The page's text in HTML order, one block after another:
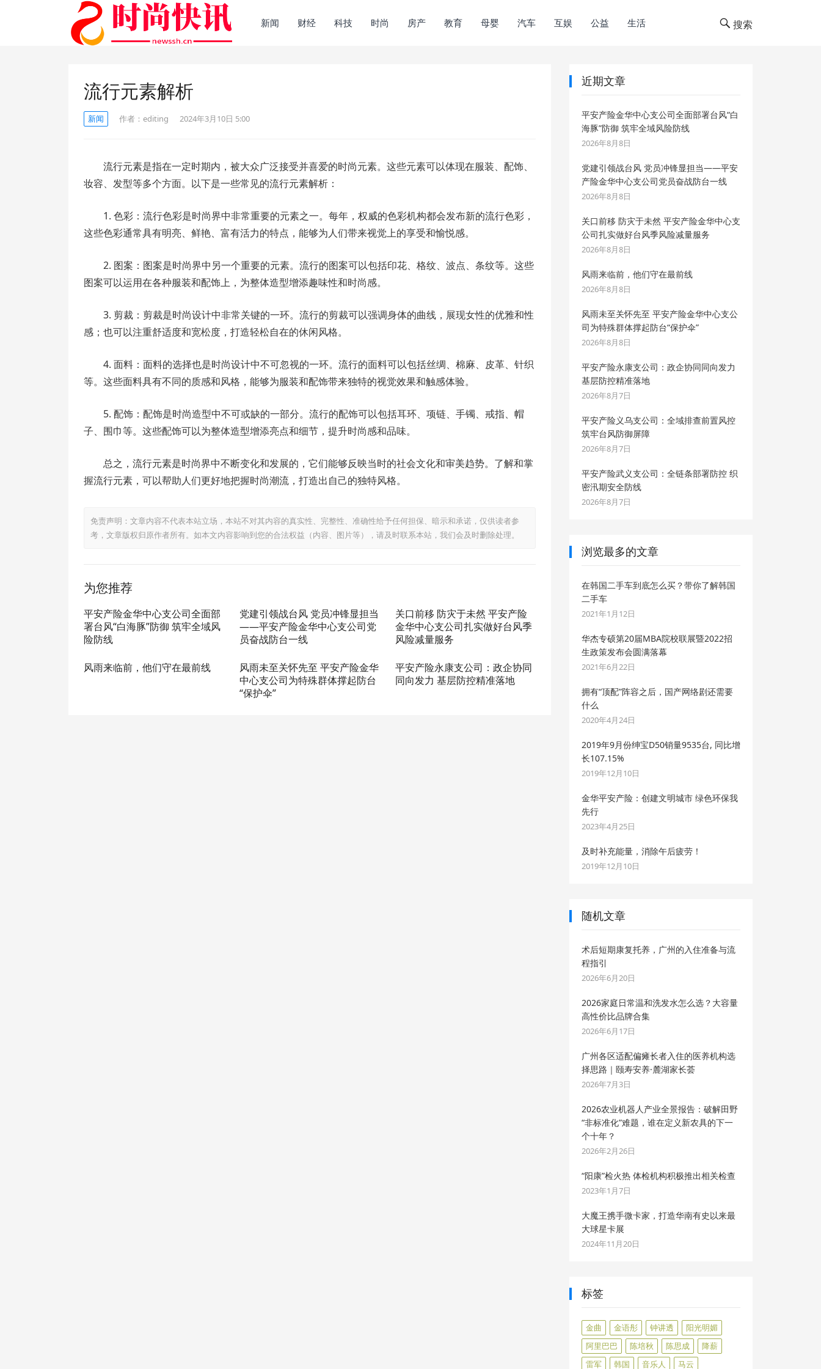
新闻 财经 科技 时尚 房产 教育 母婴 汽车 互娱 公益 生活 搜索
流行元素解析
新闻 作者： editing 2024年3月10日 5:00
流行元素是指在一定时期内，被大众广泛接受并喜爱的时尚元素。这些元素可以体现在服装、配饰、
妆容、发型等多个方面。以下是一些常见的流行元素解析：
1. 色彩：流行色彩是时尚界中非常重要的元素之一。每年，权威的色彩机构都会发布新的流行色彩，
这些色彩通常具有明亮、鲜艳、富有活力的特点，能够为人们带来视觉上的享受和愉悦感。
2. 图案：图案是时尚界中另一个重要的元素。流行的图案可以包括印花、格纹、波点、条纹等。这些
图案可以运用在各种服装和配饰上，为整体造型增添趣味性和时尚感。
3. 剪裁：剪裁是时尚设计中非常关键的一环。流行的剪裁可以强调身体的曲线，展现女性的优雅和性
感；也可以注重舒适度和宽松度，打造轻松自在的休闲风格。
4. 面料：面料的选择也是时尚设计中不可忽视的一环。流行的面料可以包括丝绸、棉麻、皮革、针织
等。这些面料具有不同的质感和风格，能够为服装和配饰带来独特的视觉效果和触感体验。
5. 配饰：配饰是时尚造型中不可或缺的一部分。流行的配饰可以包括耳环、项链、手镯、戒指、帽
子、围巾等。这些配饰可以为整体造型增添亮点和细节，提升时尚感和品味。
总之，流行元素是时尚界中不断变化和发展的，它们能够反映当时的社会文化和审美趋势。了解和掌
握流行元素，可以帮助人们更好地把握时尚潮流，打造出自己的独特风格。
免责声明：文章内容不代表本站立场，本站不对其内容的真实性、完整性、准确性给予任何担保、暗示和承诺，仅供读者参
考，文章版权归原作者所有。如本文内容影响到您的合法权益（内容、图片等），请及时联系本站，我们会及时删除处理。
为您推荐
平安产险金华中心支公司全面部
署台风“白海豚”防御 筑牢全域风
险防线
党建引领战台风 党员冲锋显担当
——平安产险金华中心支公司党
员奋战防台一线
关口前移 防灾于未然 平安产险
金华中心支公司扎实做好台风季
风险减量服务
风雨来临前，他们守在最前线
风雨未至关怀先至 平安产险金华
中心支公司为特殊群体撑起防台
“保护伞”
平安产险永康支公司：政企协同
同向发力 基层防控精准落地
近期文章
平安产险金华中心支公司全面部署台风“白
海豚”防御 筑牢全域风险防线
2026年8月8日
党建引领战台风 党员冲锋显担当——平安
产险金华中心支公司党员奋战防台一线
2026年8月8日
关口前移 防灾于未然 平安产险金华中心支
公司扎实做好台风季风险减量服务
2026年8月8日
风雨来临前，他们守在最前线
2026年8月8日
风雨未至关怀先至 平安产险金华中心支公
司为特殊群体撑起防台“保护伞”
2026年8月8日
平安产险永康支公司：政企协同同向发力
基层防控精准落地
2026年8月7日
平安产险义乌支公司：全域排查前置风控
筑牢台风防御屏障
2026年8月7日
平安产险武义支公司：全链条部署防控 织
密汛期安全防线
2026年8月7日
浏览最多的文章
在韩国二手车到底怎么买？带你了解韩国
二手车
2021年1月12日
华杰专硕第20届MBA院校联展暨2022招
生政策发布会圆满落幕
2021年6月22日
拥有“顶配”阵容之后，国产网络剧还需要
什么
2020年4月24日
2019年9月份绅宝D50销量9535台, 同比增
长107.15%
2019年12月10日
金华平安产险：创建文明城市 绿色环保我
先行
2023年4月25日
及时补充能量，消除午后疲劳！
2019年12月10日
随机文章
术后短期康复托养，广州的入住准备与流
程指引
2026年6月20日
2026家庭日常温和洗发水怎么选？大容量
高性价比品牌合集
2026年6月17日
广州各区适配偏瘫长者入住的医养机构选
择思路｜颐寿安养·麓湖家长荟
2026年7月3日
2026农业机器人产业全景报告：破解田野
“非标准化”难题，谁在定义新农具的下一
个十年？
2026年2月26日
“阳康”检火热 体检机构积极推出相关检查
2023年1月7日
大魔王携手微卡家，打造华南有史以来最
大球星卡展
2024年11月20日
标签
金曲 金语彤 钟讲透
阳光明媚
阿里巴巴
陈培秋 陈思成
降薪
雷军
韩国 音乐人 马云